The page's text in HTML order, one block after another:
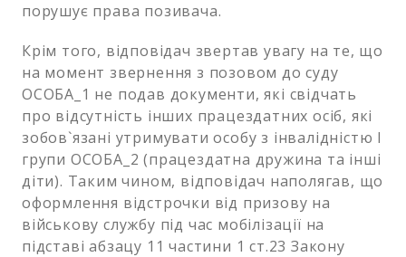
порушує права позивача.
Крім того, відповідач звертав увагу на те, що
на момент звернення з позовом до суду
ОСОБА_1 не подав документи, які свідчать
про відсутність інших працездатних осіб, які
зобов`язані утримувати особу з інвалідністю І
групи ОСОБА_2 (працездатна дружина та інші
діти). Таким чином, відповідач наполягав, що
оформлення відстрочки від призову на
військову службу під час мобілізації на
підставі абзацу 11 частини 1 ст.23 Закону